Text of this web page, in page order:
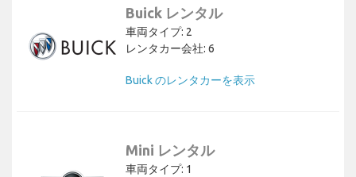
Buick レンタル
車両タイプ: 2
レンタカー会社: 6
Buick のレンタカーを表示
Mini レンタル
車両タイプ: 1